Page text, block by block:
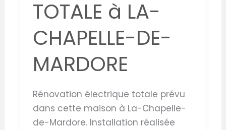
TOTALE à LA-
CHAPELLE-DE-
MARDORE
Rénovation électrique totale prévu
dans cette maison à La-Chapelle-
de-Mardore. Installation réalisée